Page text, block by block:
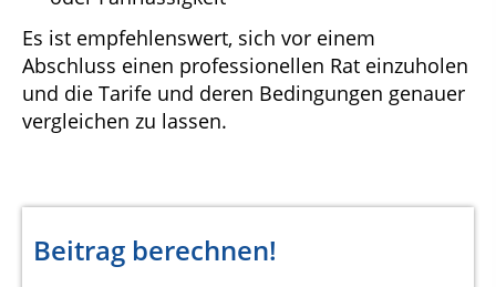
Es ist empfehlenswert, sich vor einem
Abschluss einen professionellen Rat einzuholen
und die Tarife und deren Bedingungen genauer
vergleichen zu lassen.
Beitrag berechnen!